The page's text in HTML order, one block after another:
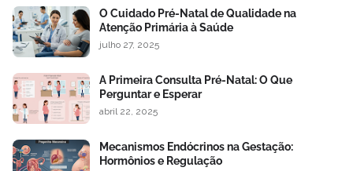
O Cuidado Pré-Natal de Qualidade na
Atenção Primária à Saúde
julho 27, 2025
A Primeira Consulta Pré-Natal: O Que
Perguntar e Esperar
abril 22, 2025
Mecanismos Endócrinos na Gestação:
Hormônios e Regulação